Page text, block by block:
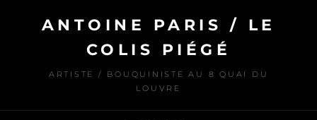
ANTOINE PARIS / LE
COLIS PIÉGÉ
ARTISTE / BOUQUINISTE AU 8 QUAI DU
LOUVRE